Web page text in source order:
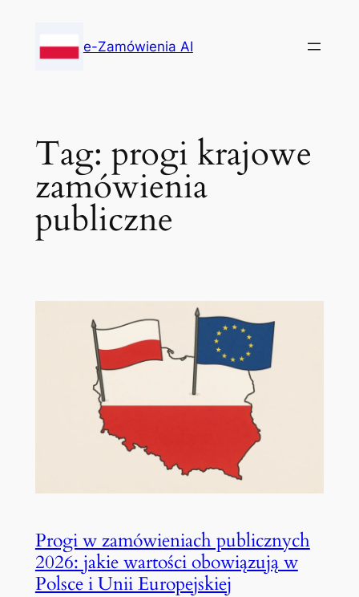
content
e-Zamówienia AI
Tag: progi krajowe
zamówienia
publiczne
Progi w zamówieniach publicznych
2026: jakie wartości obowiązują w
Polsce i Unii Europejskiej